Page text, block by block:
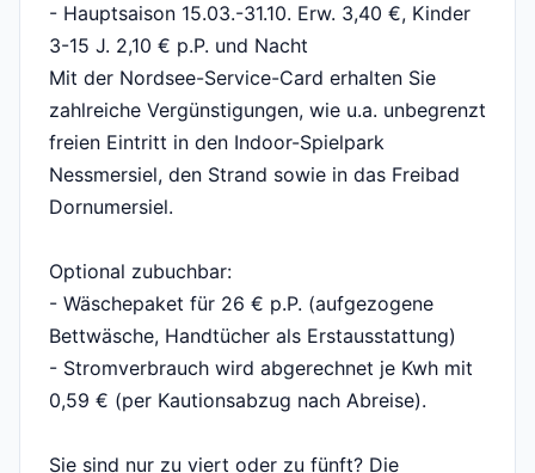
- Hauptsaison 15.03.-31.10. Erw. 3,40 €, Kinder
3-15 J. 2,10 € p.P. und Nacht
Mit der Nordsee-Service-Card erhalten Sie
zahlreiche Vergünstigungen, wie u.a. unbegrenzt
freien Eintritt in den Indoor-Spielpark
Nessmersiel, den Strand sowie in das Freibad
Dornumersiel.
Optional zubuchbar:
- Wäschepaket für 26 € p.P. (aufgezogene
Bettwäsche, Handtücher als Erstausstattung)
- Stromverbrauch wird abgerechnet je Kwh mit
0,59 € (per Kautionsabzug nach Abreise).
Sie sind nur zu viert oder zu fünft? Die